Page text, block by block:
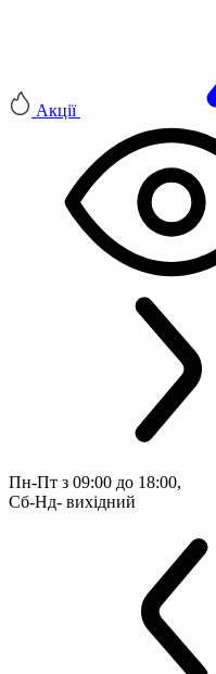
Акції
Пн-Пт з 09:00 до 18:00,
Сб-Нд- вихідний